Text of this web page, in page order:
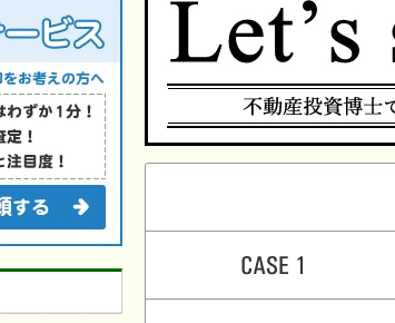
投資マンション
一棟売りアパート
一棟売りマンション
一棟売りビル
店舗・事務所
賃貸併用住宅
戸建賃貸
土地
新築住宅
工場・倉庫
ホテルペンション